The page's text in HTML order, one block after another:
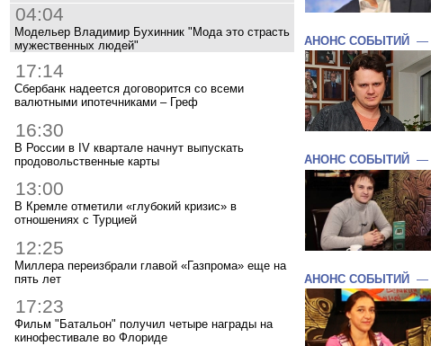
04:04
Модельер Владимир Бухинник "Мода это страсть
мужественных людей"
17:14
Сбербанк надеется договорится со всеми
валютными ипотечниками – Греф
16:30
В России в IV квартале начнут выпускать
продовольственные карты
13:00
В Кремле отметили «глубокий кризис» в
отношениях с Турцией
12:25
Миллера переизбрали главой «Газпрома» еще на
пять лет
17:23
Фильм "Батальон" получил четыре награды на
кинофестивале во Флориде
АНОНС СОБЫТИЙ —
АНОНС СОБЫТИЙ —
АНОНС СОБЫТИЙ —